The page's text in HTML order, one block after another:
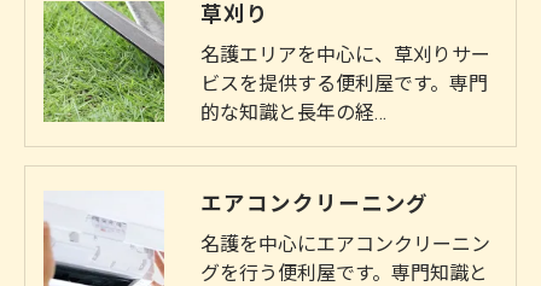
草刈り
名護エリアを中心に、草刈りサー
ビスを提供する便利屋です。専門
的な知識と長年の経…
エアコンクリーニング
名護を中心にエアコンクリーニン
グを行う便利屋です。専門知識と